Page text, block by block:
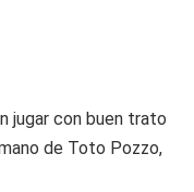
jugar con buen trato
de Toto Pozzo,